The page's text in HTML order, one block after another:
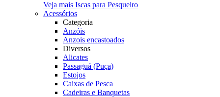
Veja mais Iscas para Pesqueiro
Acessórios
Categoria
Anzóis
Anzois encastoados
Diversos
Alicates
Passaguá (Puça)
Estojos
Caixas de Pesca
Cadeiras e Banquetas